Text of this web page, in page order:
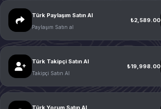
Türk Paylaşım Satın Al
Paylaşım Satın al
₺2,589.00
Türk Takipçi Satın Al
Takipçi Satın Al
₺19,998.00